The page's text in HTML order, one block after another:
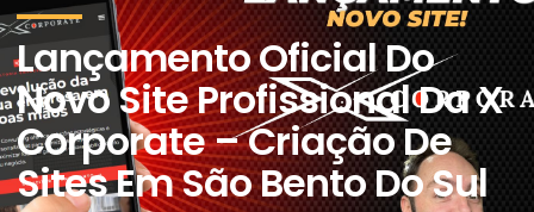
Lançamento Oficial Do
Novo Site Profissional Da X
Corporate – Criação De
Sites Em São Bento Do Sul